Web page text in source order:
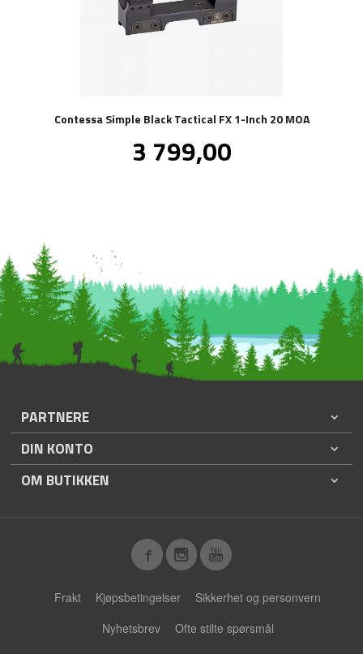
Contessa Simple Black Tactical FX 1-Inch 20 MOA
Pris
3 799,00mva.
PARTNERE
DIN KONTO
OM BUTIKKEN
Frakt Kjøpsbetingelser
Sikkerhet og personvern
Nyhetsbrev
Ofte stilte spørsmål